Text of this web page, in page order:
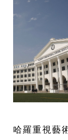
哈羅重視藝